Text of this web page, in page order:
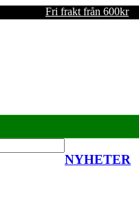
Fri frakt från 600kr
NYHETER